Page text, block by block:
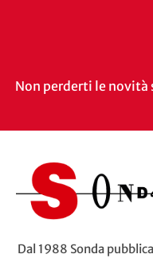
Non perderti le
Dal 1988 Sonda